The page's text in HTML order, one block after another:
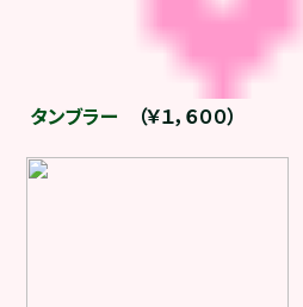
タンブラー （￥１，６００）